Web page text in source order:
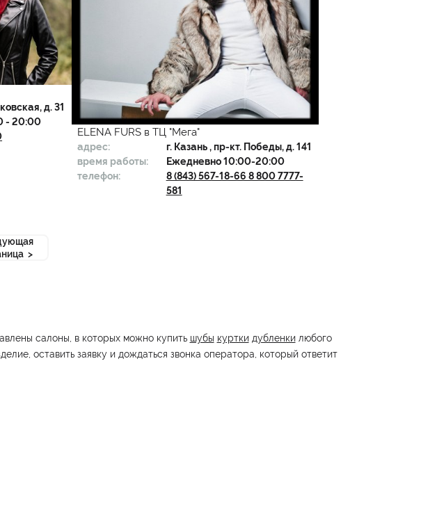
д. 31
- 20:00
ELENA FURS в ТЦ "Мега"
адрес: г. Казань , пр-кт. Победы, д. 141
время работы:
Ежедневно 10:00-20:00
телефон:
8 (843) 567-18-66 8 800 7777-
581
>
салоны, в которых можно купить шубы куртки дубленки любого
оставить заявку и дождаться звонка оператора, который ответит